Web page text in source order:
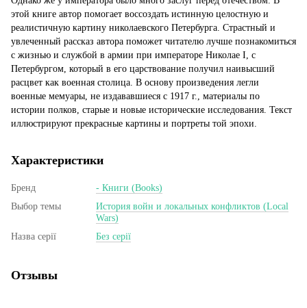
этой книге автор помогает воссоздать истинную целостную и
реалистичную картину николаевского Петербурга. Страстный и
увлеченный рассказ автора поможет читателю лучше познакомиться
с жизнью и службой в армии при императоре Николае I, с
Петербургом, который в его царствование получил наивысший
расцвет как военная столица. В основу произведения легли
военные мемуары, не издававшиеся с 1917 г., материалы по
истории полков, старые и новые исторические исследования. Текст
иллюстрируют прекрасные картины и портреты той эпохи.
Характеристики
Бренд
- Книги (Books)
Выбор темы
История войн и локальных конфликтов (Local
Wars)
Назва серії
Без серії
Отзывы